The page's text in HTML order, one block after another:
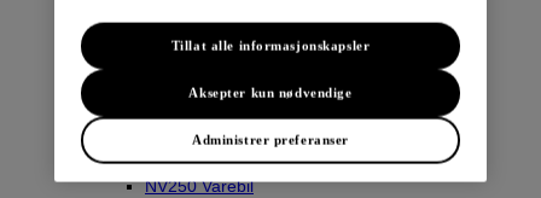
Navara
Townstar Varebil
Townstar El-Varebil
NV250 Varebil
Administrer preferanser
Aksepter kun nødvendige
Tillat alle informasjonskapsler